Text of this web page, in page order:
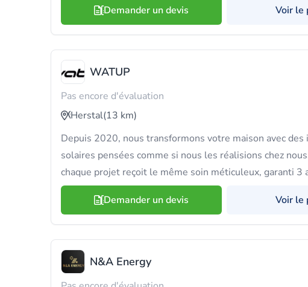
Demander un devis Voir le
WATUP
Pas encore d'évaluation
Herstal(13 km)
Depuis 2020, nous transformons votre maison avec
solaires pensées comme si nous les réalisions chez
chaque projet reçoit le même soin méticuleux, garanti 3
Demander un devis Voir le
N&A Energy